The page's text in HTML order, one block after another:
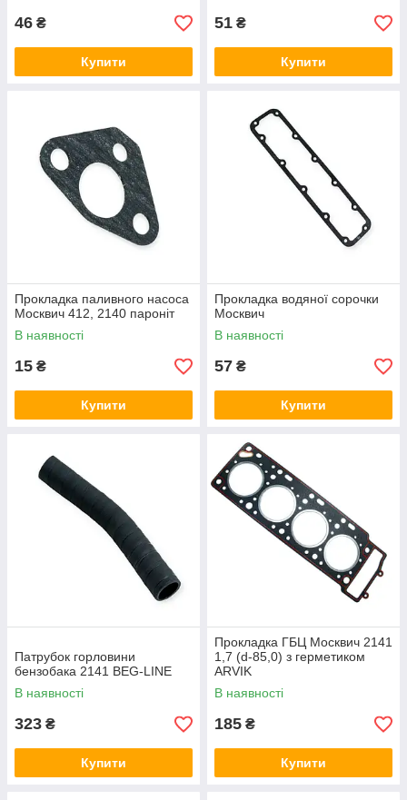
46 ₴
Купити
51 ₴
Купити
Прокладка паливного насоса
Москвич 412, 2140 пароніт
В наявності
15 ₴
Купити
Прокладка водяної сорочки
Москвич
В наявності
57 ₴
Купити
Патрубок горловини
бензобака 2141 BEG-LINE
В наявності
323 ₴
Купити
Прокладка ГБЦ Москвич 2141
1,7 (d-85,0) з герметиком
ARVIK
В наявності
185 ₴
Купити